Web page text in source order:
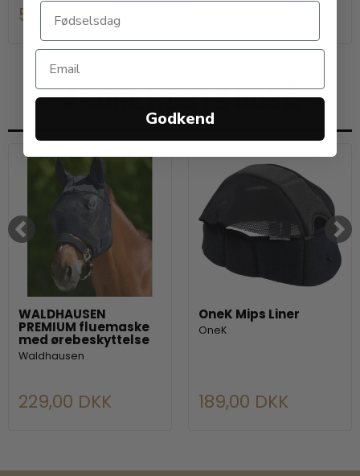
59,00 DKK
ANDRE KØBTE OGSÅ
WALDHAUSEN
PREMIUM fluemaske
med ørebeskyttelse
Waldhausen
229,00 DKK
OneK Mips Liner
OneK
189,00 DKK
Godkend